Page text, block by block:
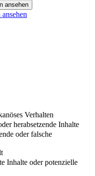
ansehen
Verhalten
herabsetzende Inhalte
oder falsche
Inhalte oder potenzielle